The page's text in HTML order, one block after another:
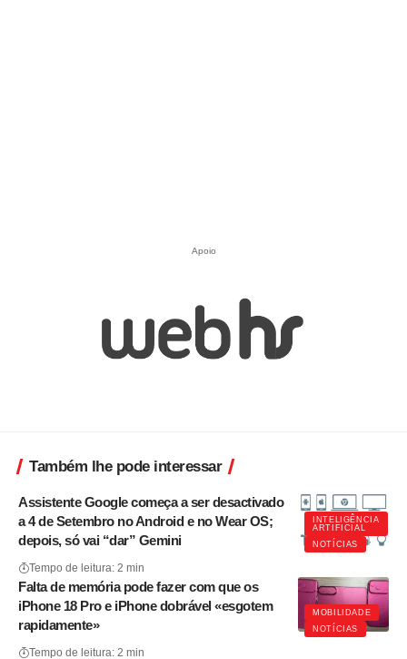
Apoio
Também lhe pode interessar
INTELIGÊNCIA
ARTIFICIAL
NOTÍCIAS
Assistente Google começa a ser desactivado
a 4 de Setembro no Android e no Wear OS;
depois, só vai “dar” Gemini
Tempo de leitura: 2 min
MOBILIDADE
NOTÍCIAS
Falta de memória pode fazer com que os
iPhone 18 Pro e iPhone dobrável «esgotem
rapidamente»
Tempo de leitura: 2 min